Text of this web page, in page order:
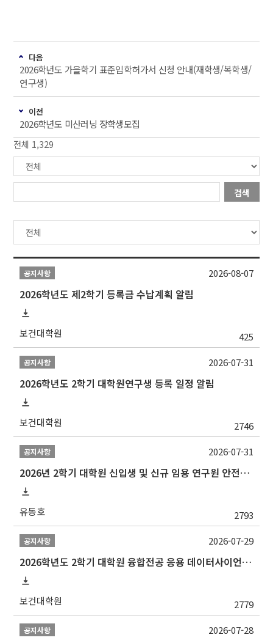
다음
2026학년도 가을학기 표준입학허가서 신청 안내(재학생/복학생/
연구생)
이전
2026학년도 미산러닝 장학생모집
전체 1,329
검색
공지사항
2026학년도 제2학기 등록금 수납계획 알림
보건대학원 425
2026-08-07
공지사항
2026학년도 2학기 대학원연구생 등록 일정 알림
보건대학원 2746
2026-07-31
공지사항
2026년 2학기 대학원 신입생 및 신규 임용 연구원 안전환경교육(신규교육) 실시 안내
유동호 2793
2026-07-31
공지사항
2026학년도 2학기 대학원 융합전공 응용 데이터사이언스 선발 계획 알림
보건대학원 2779
2026-07-29
공지사항 2026-07-28